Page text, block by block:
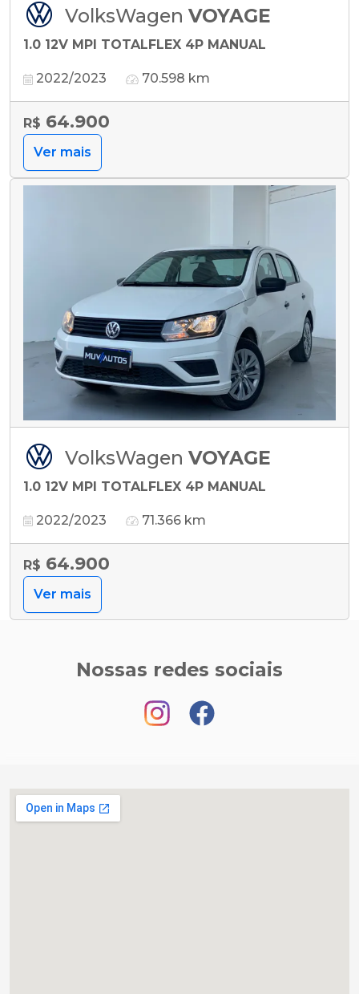
VolksWagen VOYAGE
1.0 12V MPI TOTALFLEX 4P MANUAL
2022/2023 70.598 km
R$ 64.900
Ver mais
VolksWagen VOYAGE
1.0 12V MPI TOTALFLEX 4P MANUAL
2022/2023 71.366 km
R$ 64.900
Ver mais
Nossas redes sociais